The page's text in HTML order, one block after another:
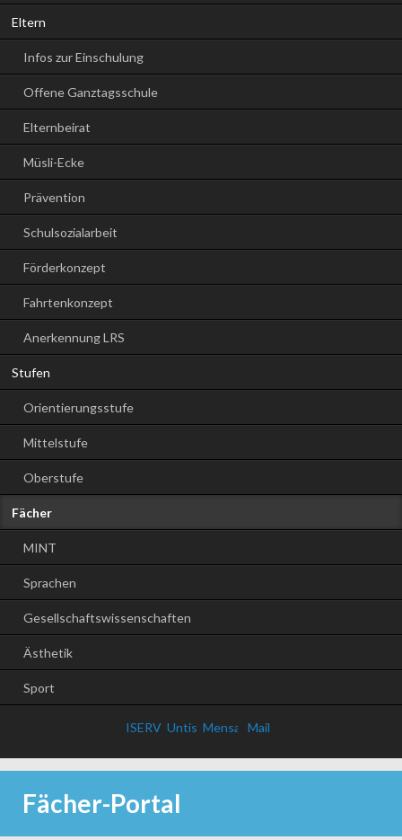
Eltern
Infos zur Einschulung
Offene Ganztagsschule
Elternbeirat
Müsli-Ecke
Prävention
Schulsozialarbeit
Förderkonzept
Fahrtenkonzept
Anerkennung LRS
Stufen
Orientierungsstufe
Mittelstufe
Oberstufe
Fächer
MINT
Sprachen
Gesellschaftswissenschaften
Ästhetik
Sport
ISERV Untis Mensa Mail
Fächer-Portal